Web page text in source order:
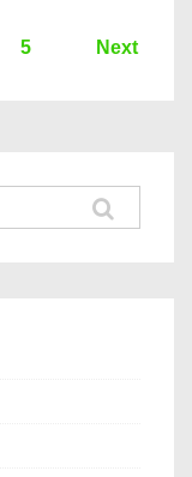
5 Next